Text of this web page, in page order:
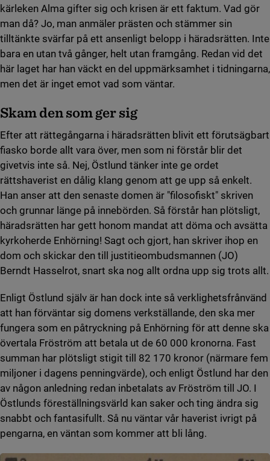
kärleken Alma gifter sig och krisen är ett faktum. Vad gör
man då? Jo, man anmäler prästen och stämmer sin
tilltänkte svärfar på ett ansenligt belopp i häradsrätten. Inte
bara en utan två gånger, helt utan framgång. Redan vid det
här laget har han väckt en del uppmärksamhet i tidningarna,
men det är inget emot vad som väntar.
Skam den som ger sig
Efter att rättegångarna i häradsrätten blivit ett förutsägbart
fiasko borde allt vara över, men som ni förstår blir det
givetvis inte så. Nej, Östlund tänker inte ge ordet
rättshaverist en dålig klang genom att ge upp så enkelt.
Han anser att den senaste domen är "filosofiskt" skriven
och grunnar länge på innebörden. Så förstår han plötsligt,
häradsrätten har gett honom mandat att döma och avsätta
kyrkoherde Enhörning! Sagt och gjort, han skriver ihop en
dom och skickar den till justitieombudsmannen (JO)
Berndt Hasselrot, snart ska nog allt ordna upp sig trots allt.
Enligt Östlund själv är han dock inte så verklighetsfrånvänd
att han förväntar sig domens verkställande, den ska mer
fungera som en påtryckning på Enhörning för att denne ska
övertala Fröström att betala ut de 60 000 kronorna. Fast
summan har plötsligt stigit till 82 170 kronor (närmare fem
miljoner i dagens penningvärde), och enligt Östlund har den
av någon anledning redan inbetalats av Fröström till JO. I
Östlunds föreställningsvärld kan saker och ting ändra sig
snabbt och fantasifullt. Så nu väntar vår haverist ivrigt på
pengarna, en väntan som kommer att bli lång.